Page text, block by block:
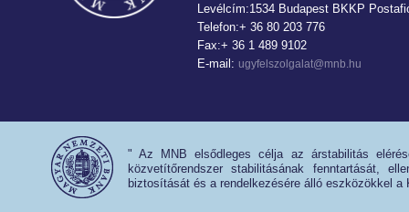
Levélcím:1534 Budapest BKKP
Telefon:+ 36 80 203 776
Fax:+ 36 1 489 9102
E-mail: ugyfelszolgalat@mnb.hu
" Az MNB elsődleges célja az árstabilitás
közvetítőrendszer stabilitásának fenntartását,
biztosítását és a rendelkezésére álló eszközökkel a